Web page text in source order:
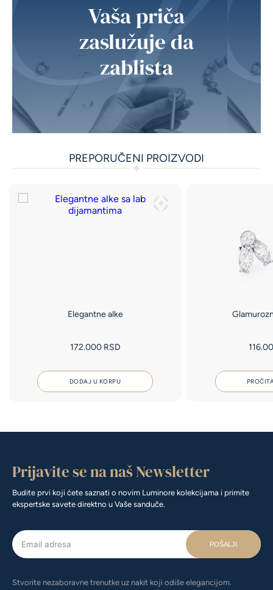
Vaša priča
zaslužuje da
zablista
PREPORUČENI PROIZVODI
Elegantne alke
172.000 RSD
DODAJ U KORPU
Prijavite se na naš Newsletter
Budite prvi koji ćete saznati o novim Luminore kolekcijama i primite
ekspertske savete direktno u Vaše sanduče.
POŠALJI
Stvorite nezaboravne trenutke uz nakit koji odiše elegancijom.